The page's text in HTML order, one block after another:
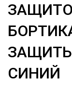
СИНИЙ